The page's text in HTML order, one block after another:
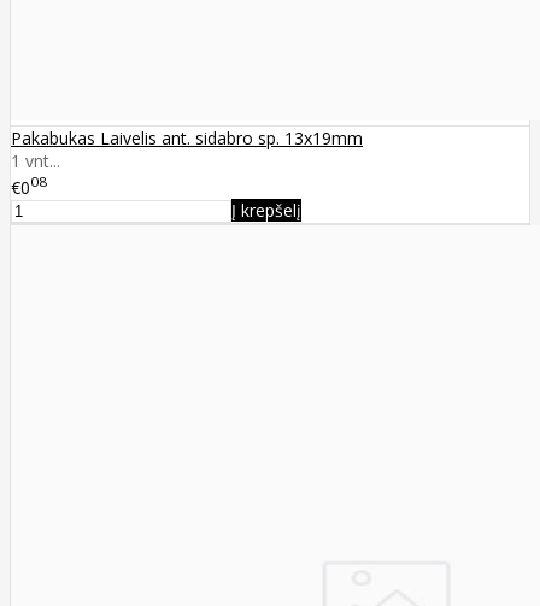
Pakabukas Laivelis ant. sidabro sp. 13x19mm
1 vnt...
€008
Į krepšelį